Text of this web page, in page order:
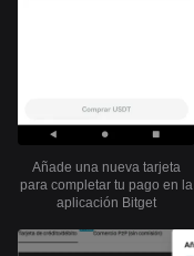
Añade una nueva tarjeta
para completar tu pago en la
aplicación Bitget